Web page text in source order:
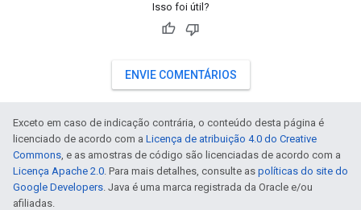
Isso foi útil?
ENVIE COMENTÁRIOS
Exceto em caso de indicação contrária, o conteúdo desta página é
licenciado de acordo com a Licença de atribuição 4.0 do Creative
Commons, e as amostras de código são licenciadas de acordo com a
Licença Apache 2.0. Para mais detalhes, consulte as políticas do site do
Google Developers. Java é uma marca registrada da Oracle e/ou
afiliadas.